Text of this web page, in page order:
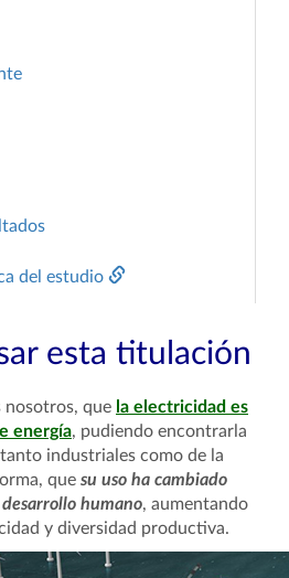
del estudio
esta titulación
nosotros, que la electricidad es
energía, pudiendo encontrarla
industriales como de la
que su uso ha cambiado
humano, aumentando
y diversidad productiva.